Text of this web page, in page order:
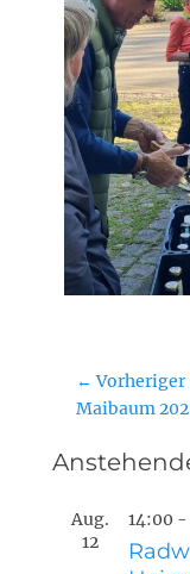
← Vorheriger
Vorheriger
Maibaum
Aug.
12
14:00 -